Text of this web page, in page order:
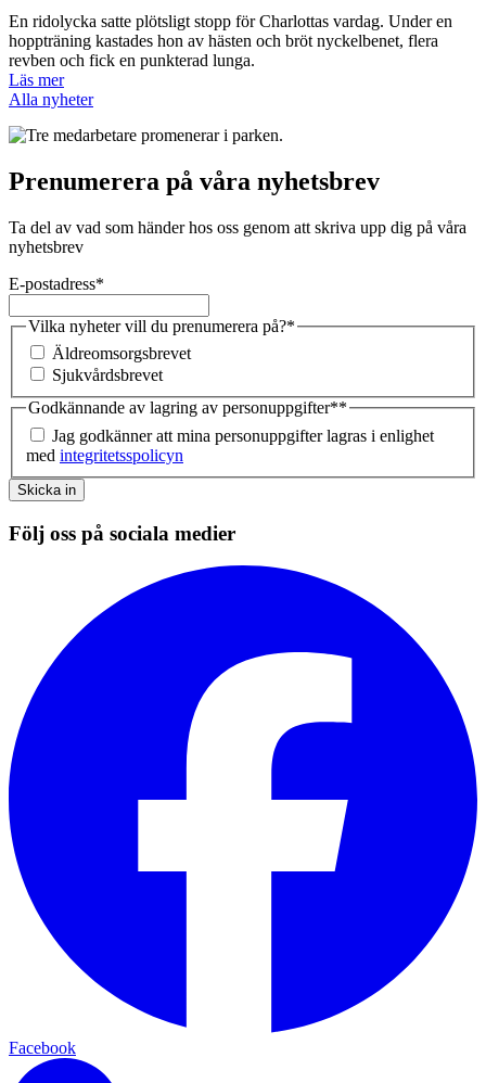
En ridolycka satte plötsligt stopp för Charlottas vardag. Under en
hoppträning kastades hon av hästen och bröt nyckelbenet, flera
revben och fick en punkterad lunga.
Läs mer
Alla nyheter
Prenumerera på våra nyhetsbrev
Ta del av vad som händer hos oss genom att skriva upp dig på våra
nyhetsbrev
E-postadress*
Vilka nyheter vill du prenumerera på?*
Äldreomsorgsbrevet
Sjukvårdsbrevet
Godkännande av lagring av personuppgifter**
Jag godkänner att mina personuppgifter lagras i enlighet
med integritetsspolicyn
Skicka in
Följ oss på sociala medier
Facebook